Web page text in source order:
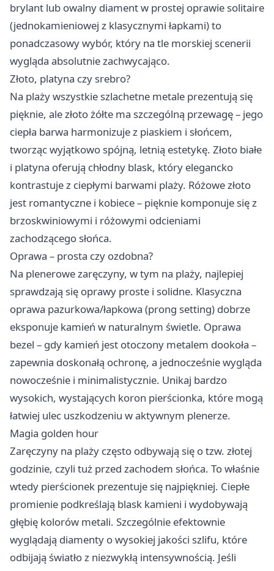
brylant lub owalny diament w prostej oprawie solitaire
(jednokamieniowej z klasycznymi łapkami) to
ponadczasowy wybór, który na tle morskiej scenerii
wygląda absolutnie zachwycająco.
Złoto, platyna czy srebro?
Na plaży wszystkie szlachetne metale prezentują się
pięknie, ale złoto żółte ma szczególną przewagę – jego
ciepła barwa harmonizuje z piaskiem i słońcem,
tworząc wyjątkowo spójną, letnią estetykę. Złoto białe
i platyna oferują chłodny blask, który elegancko
kontrastuje z ciepłymi barwami plaży. Różowe złoto
jest romantyczne i kobiece – pięknie komponuje się z
brzoskwiniowymi i różowymi odcieniami
zachodzącego słońca.
Oprawa – prosta czy ozdobna?
Na plenerowe zaręczyny, w tym na plaży, najlepiej
sprawdzają się oprawy proste i solidne. Klasyczna
oprawa pazurkowa/łapkowa (prong setting) dobrze
eksponuje kamień w naturalnym świetle. Oprawa
bezel – gdy kamień jest otoczony metalem dookoła –
zapewnia doskonałą ochronę, a jednocześnie wygląda
nowocześnie i minimalistycznie. Unikaj bardzo
wysokich, wystających koron pierścionka, które mogą
łatwiej ulec uszkodzeniu w aktywnym plenerze.
Magia golden hour
Zaręczyny na plaży często odbywają się o tzw. złotej
godzinie, czyli tuż przed zachodem słońca. To właśnie
wtedy pierścionek prezentuje się najpiękniej. Ciepłe
promienie podkreślają blask kamieni i wydobywają
głębię kolorów metali. Szczególnie efektownie
wyglądają diamenty o wysokiej jakości szlifu, które
odbijają światło z niezwykłą intensywnością. Jeśli